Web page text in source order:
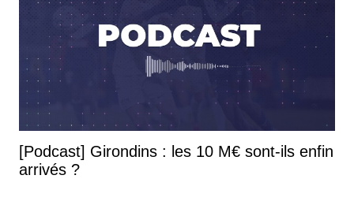
[Podcast] Girondins : les 10 M€ sont-ils enfin
arrivés ?